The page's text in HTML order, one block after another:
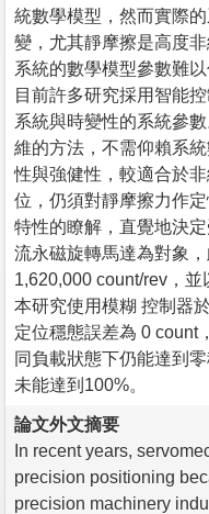
統數學模型，然而實際
變，尤其靜摩擦是高度
系統的數學模型參數難
目前許多研究採用智能
系統與時變性的系統參
維的方法，不需仰賴系
性與強健性，較適合於
位，仍須對靜摩擦力作
特性的瞭解，直覺地決
流永磁旋轉馬達為對象
1,620,000 count/rev，並
本研究使用模糊 控制器
定位穩態誤差為 0 count
同負載狀態下仍能達到
未能達到100%。
論文外文摘要
In recent years,
precision positioning
precision machinery